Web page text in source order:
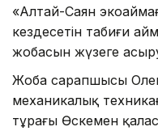
«Алтай-Саян
кездесетін табиғи
жобасын жүзеге
Жоба сарапшысы
механикалық
тұрағы Өскемен